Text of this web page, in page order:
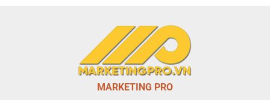
MARKETING PRO